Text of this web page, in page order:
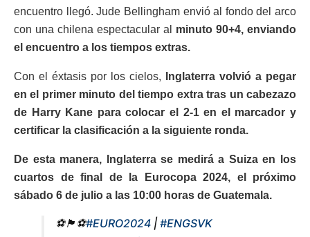
encuentro llegó. Jude Bellingham envió al fondo del arco
con una chilena espectacular al minuto 90+4, enviando
el encuentro a los tiempos extras.
Con el éxtasis por los cielos, Inglaterra volvió a pegar
en el primer minuto del tiempo extra tras un cabezazo
de Harry Kane para colocar el 2-1 en el marcador y
certificar la clasificación a la siguiente ronda.
De esta manera, Inglaterra se medirá a Suiza en los
cuartos de final de la Eurocopa 2024, el próximo
sábado 6 de julio a las 10:00 horas de Guatemala.
⚽️🏴󠁧󠁢󠁥󠁮󠁧󠁿⚽️#EURO2024 | #ENGSVK